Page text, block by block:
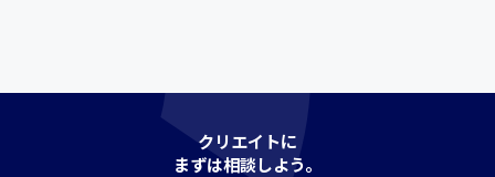
クリエイトに
まずは相談しよう。